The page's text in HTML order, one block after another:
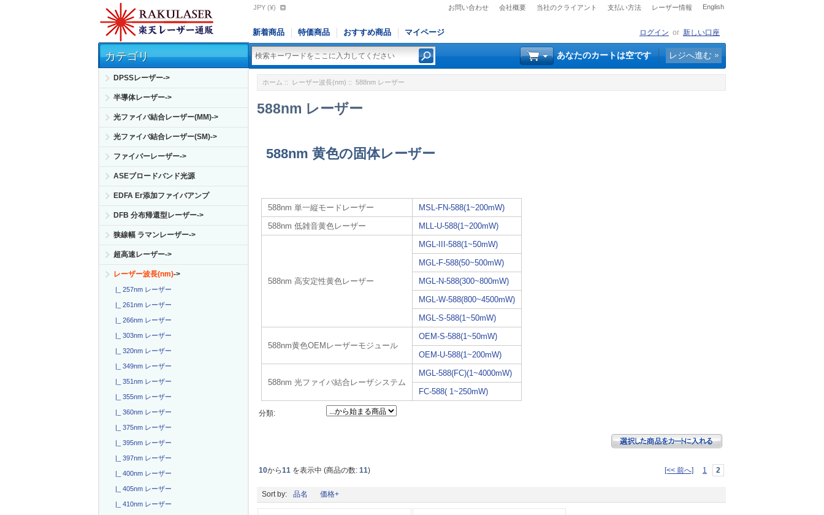
お問い合わせ 会社概要 当社のクライアント 支払い方法 レーザー情報 English
JPY (¥)
新着商品 特価商品 おすすめ商品 マイページ ログイン or 新しい口座
あなたのカートは空です レジへ進む
カテゴリ
DPSSレーザー->
半導体レーザー->
光ファイバ結合レーザー(MM)->
光ファイバ結合レーザー(SM)->
ファイバーレーザー->
ASEブロードバンド光源
EDFA Er添加ファイバアンプ
DFB 分布帰還型レーザー->
狭線幅 ラマンレーザー->
超高速レーザー->
レーザー波長(nm)->
|_ 257nm レーザー
|_ 261nm レーザー
|_ 266nm レーザー
|_ 303nm レーザー
|_ 320nm レーザー
|_ 349nm レーザー
|_ 351nm レーザー
|_ 355nm レーザー
|_ 360nm レーザー
|_ 375nm レーザー
|_ 395nm レーザー
|_ 397nm レーザー
|_ 400nm レーザー
|_ 405nm レーザー
|_ 410nm レーザー
ホーム :: レーザー波長(nm) :: 588nm レーザー
588nm レーザー
588nm 黄色の固体レーザー
588nm 単一縦モードレーザー
MSL-FN-588(1~200mW)
588nm 低雑音黄色レーザー
MLL-U-588(1~200mW)
588nm 高安定性黄色レーザー
MGL-III-588(1~50mW)
MGL-F-588(50~500mW)
MGL-N-588(300~800mW)
MGL-W-588(800~4500mW)
MGL-S-588(1~50mW)
588nm黄色OEMレーザーモジュール
OEM-S-588(1~50mW)
OEM-U-588(1~200mW)
588nm 光ファイバ結合レーザシステム
MGL-588(FC)(1~4000mW)
FC-588( 1~250mW)
分類:
10から11 を表示中 (商品の数:11) [<< 前へ] 1 2
Sort by: 品名 価格+